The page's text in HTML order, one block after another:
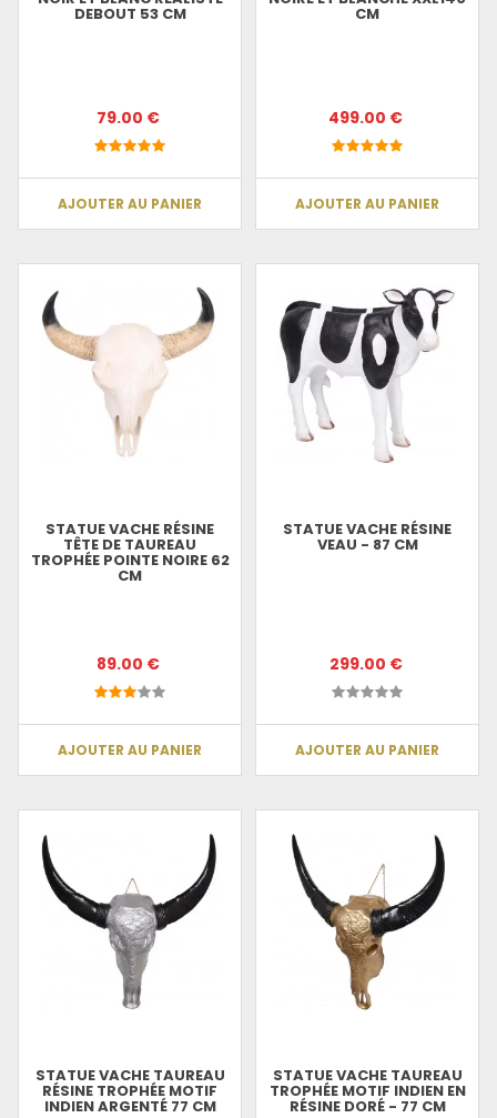
DEBOUT 53 CM
79.00 €
AJOUTER AU PANIER
CM
499.00 €
AJOUTER AU PANIER
STATUE VACHE RÉSINE
TÊTE DE TAUREAU
TROPHÉE POINTE NOIRE 62
CM
89.00 €
AJOUTER AU PANIER
STATUE VACHE RÉSINE
VEAU - 87 CM
299.00 €
AJOUTER AU PANIER
STATUE VACHE TAUREAU
RÉSINE TROPHÉE MOTIF
INDIEN ARGENTÉ 77 CM
STATUE VACHE TAUREAU
TROPHÉE MOTIF INDIEN EN
RÉSINE DORÉ - 77 CM